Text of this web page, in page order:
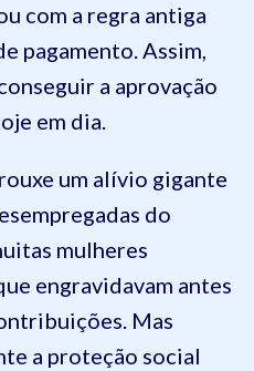
com a regra antiga
pagamento. Assim,
a aprovação
em dia.
um alívio gigante
do
mulheres
engravidavam antes
Mas
a proteção social